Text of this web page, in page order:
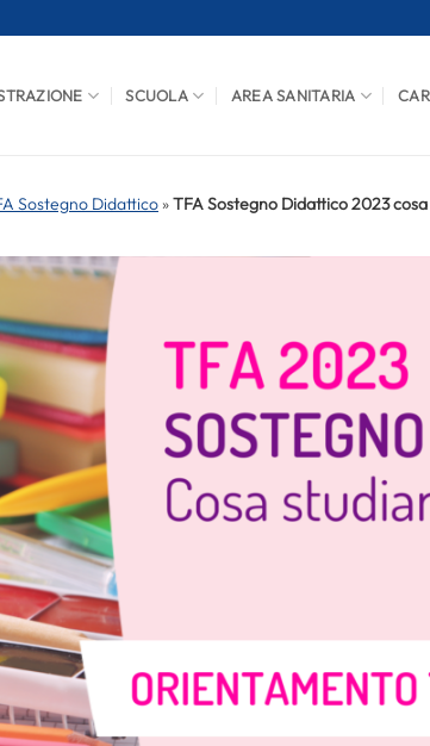
SCUOLA AREA SANITARIA
Sostegno Didattico »TFA Sostegno Didattico 2023